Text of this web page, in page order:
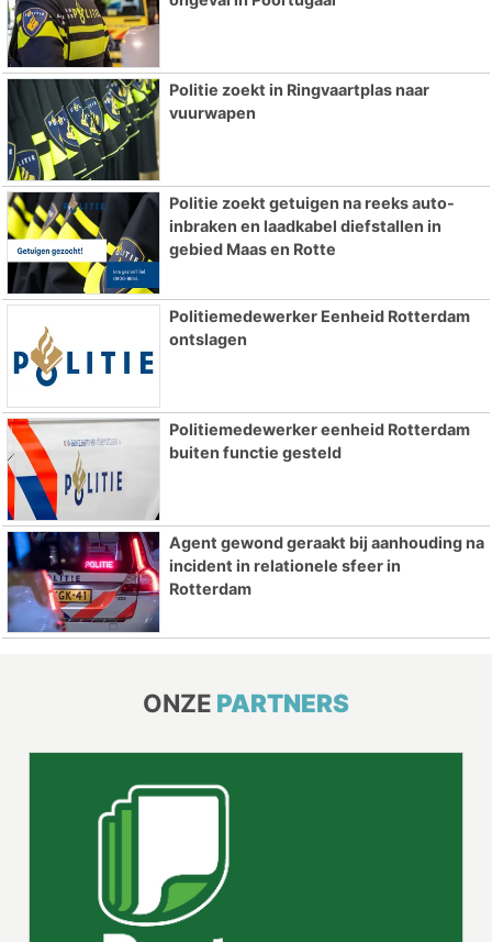
Politie zoekt in Ringvaartplas naar
vuurwapen
Politie zoekt getuigen na reeks auto-
inbraken en laadkabel diefstallen in
gebied Maas en Rotte
Politiemedewerker Eenheid Rotterdam
ontslagen
Politiemedewerker eenheid Rotterdam
buiten functie gesteld
Agent gewond geraakt bij aanhouding na
incident in relationele sfeer in
Rotterdam
ONZE PARTNERS